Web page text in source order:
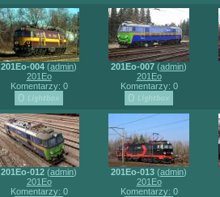
201Eo-004 (admin)
201Eo
Komentarzy: 0
201Eo-007 (admin)
201Eo
Komentarzy: 0
201Eo-012 (admin)
201Eo
Komentarzy: 0
201Eo-013 (admin)
201Eo
Komentarzy: 0